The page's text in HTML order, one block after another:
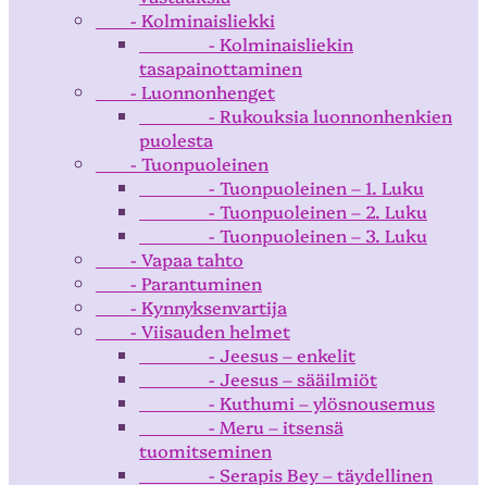
- Kolminaisliekki
- Kolminaisliekin
tasapainottaminen
- Luonnonhenget
- Rukouksia luonnonhenkien
puolesta
- Tuonpuoleinen
- Tuonpuoleinen – 1. Luku
- Tuonpuoleinen – 2. Luku
- Tuonpuoleinen – 3. Luku
- Vapaa tahto
- Parantuminen
- Kynnyksenvartija
- Viisauden helmet
- Jeesus – enkelit
- Jeesus – sääilmiöt
- Kuthumi – ylösnousemus
- Meru – itsensä
tuomitseminen
- Serapis Bey – täydellinen